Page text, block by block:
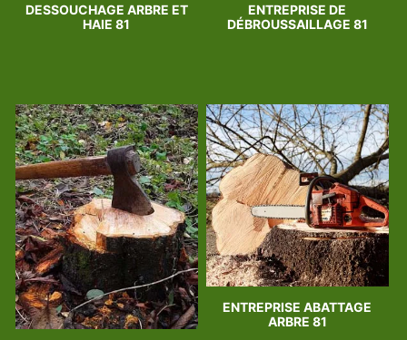
DESSOUCHAGE ARBRE ET
HAIE 81
ENTREPRISE DE
DÉBROUSSAILLAGE 81
ENTREPRISE ABATTAGE
ARBRE 81